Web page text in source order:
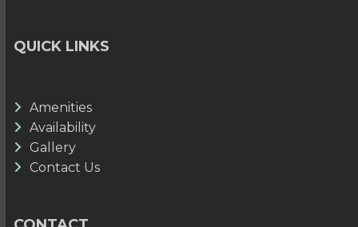
QUICK LINKS
Amenities
Availability
Gallery
Contact Us